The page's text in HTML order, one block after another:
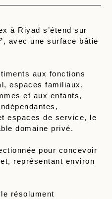
à Riyad s’étend sur
avec une surface bâtie
aux fonctions
espaces familiaux,
et aux enfants,
espaces de service, le
domaine privé.
pour concevoir
représentant environ
résolument